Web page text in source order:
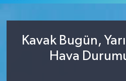
Kavak Bugün,
Hava
Ekonomi
Eskişehir
Son Dakika Haberleri
Haber Arşivi